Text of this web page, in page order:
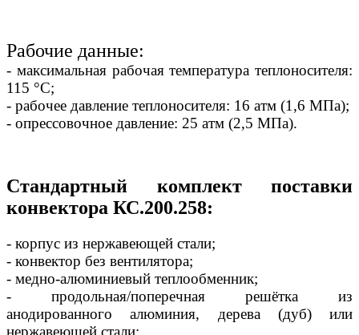
Рабочие данные:
- максимальная рабочая температура теплоносителя:
115 °С;
- рабочее давление теплоносителя: 16 атм (1,6 МПа);
- опрессовочное давление: 25 атм (2,5 МПа).
Стандартный комплект поставки
конвектора КС.200.258:
- корпус из нержавеющей стали;
- конвектор без вентилятора;
- медно-алюминиевый теплообменник;
- продольная/поперечная решётка из
анодированного алюминия, дерева (дуб) или
нержавеющей стали;